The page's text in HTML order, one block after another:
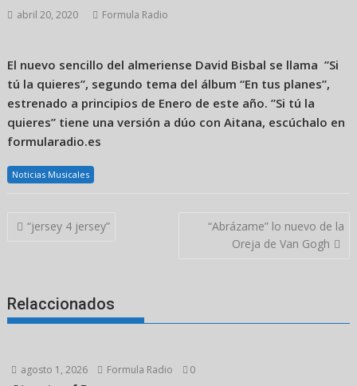
abril 20, 2020 Formula Radio
El nuevo sencillo del almeriense David Bisbal se llama ”Si
tú la quieres”, segundo tema del álbum “En tus planes”,
estrenado a principios de Enero de este año. ”Si tú la
quieres” tiene una versión a dúo con Aitana, escúchalo en
formularadio.es
Noticias Musicales
Navegación
“jersey 4 jersey”
“Abrázame” lo nuevo de la
Oreja de Van Gogh
Relaccionados
agosto 1, 2026 Formula Radio 0